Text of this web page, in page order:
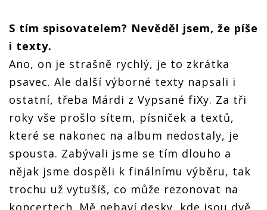
S tím spisovatelem? Nevěděl jsem, že píše
i texty.
Ano, on je strašně rychlý, je to zkrátka
psavec. Ale další výborné texty napsali i
ostatní, třeba Márdi z Vypsané fiXy. Za tři
roky vše prošlo sítem, písniček a textů,
které se nakonec na album nedostaly, je
spousta. Zabývali jsme se tím dlouho a
nějak jsme dospěli k finálnímu výběru, tak
trochu už vytušíš, co může rezonovat na
koncertech. Mě nebaví desky, kde jsou dvě